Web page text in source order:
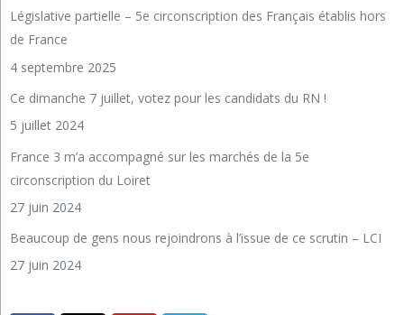
Législative partielle – 5e circonscription des Français établis hors
de France
4 septembre 2025
Ce dimanche 7 juillet, votez pour les candidats du RN !
5 juillet 2024
France 3 m’a accompagné sur les marchés de la 5e
circonscription du Loiret
27 juin 2024
Beaucoup de gens nous rejoindrons à l’issue de ce scrutin – LCI
27 juin 2024